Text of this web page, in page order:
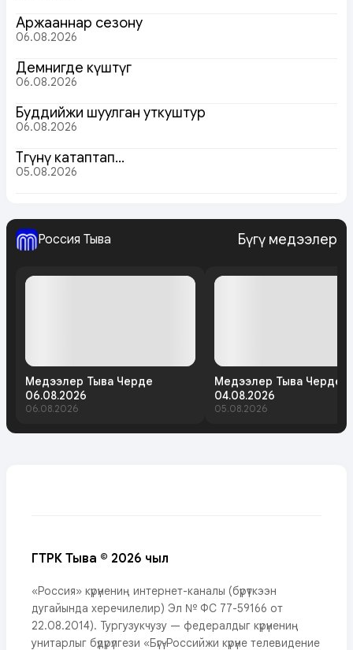
Аржааннар сезону
06.08.2026
Демнигде күштүг
06.08.2026
Буддийжи шуулган уткуштур
06.08.2026
Төөгүнү катаптап…
05.08.2026
Россия Тыва Бүгү медээлер
Медээлер Тыва Черде
06.08.2026
06.08.2026
Медээлер Тыва Черде
04.08.2026
05.08.2026
ГТРК Тыва © 2026 чыл
«Россия» күрүнениң интернет-каналы (бүрүткээн
дугайында херечилелир) Эл № ФС 77-59166 от
22.08.2014). Тургузукчузу — федералдыг күрүнениң
унитарлыг бүдүрүлгези «Бүгү-Российжи күрүне телевидение